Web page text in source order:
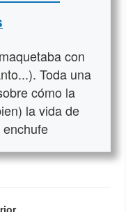
con
Toda una
cómo la
la vida de